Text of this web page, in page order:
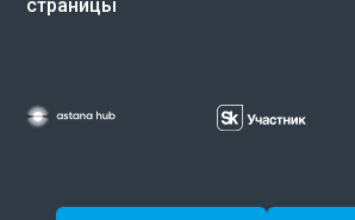
страницы